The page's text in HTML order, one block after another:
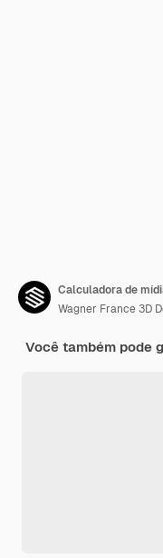
Wagner France 3D
Você também pode